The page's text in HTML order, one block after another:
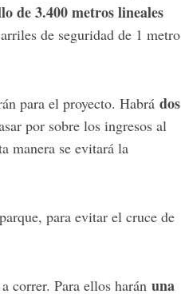
de 3.400 metros lineales
de seguridad de 1 metro
para el proyecto. Habrá dos
por sobre los ingresos al
manera se evitará la
para evitar el cruce de
correr. Para ellos harán una